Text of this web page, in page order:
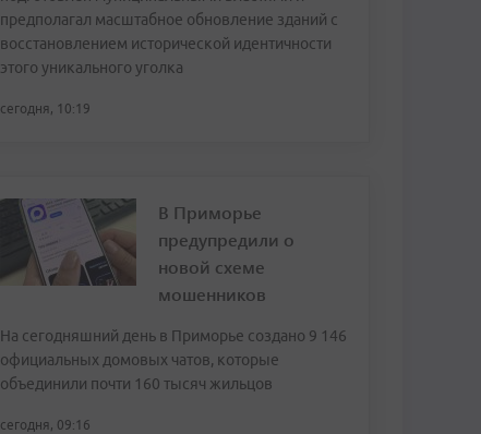
предполагал масштабное обновление зданий с
восстановлением исторической идентичности
этого уникального уголка
сегодня, 10:19
В Приморье
предупредили о
новой схеме
мошенников
На сегодняшний день в Приморье создано 9 146
официальных домовых чатов, которые
объединили почти 160 тысяч жильцов
сегодня, 09:16